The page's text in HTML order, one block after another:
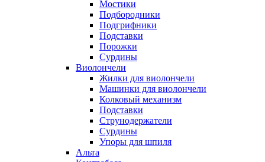
Мостики
Подбородники
Подгрифники
Подставки
Порожки
Сурдины
Виолончели
Жилки для виолончели
Машинки для виолончели
Колковый механизм
Подставки
Струнодержатели
Сурдины
Упоры для шпиля
Альта